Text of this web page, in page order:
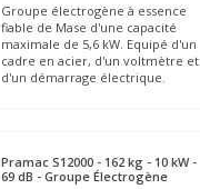
Groupe électrogène à essence
fiable de Mase d'une capacité
maximale de 5,6 kW. Equipé d'un
cadre en acier, d'un voltmètre et
d'un démarrage électrique.
PramacS12000 - 162 kg - 10 kW -
69 dB - Groupe Électrogène